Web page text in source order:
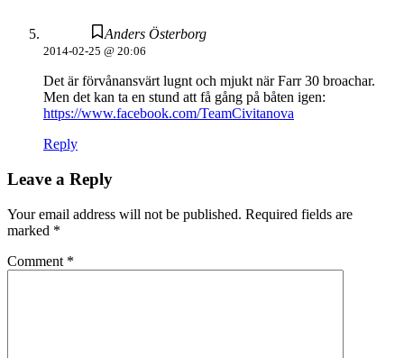
Anders Österborg
2014-02-25 @ 20:06
Det är förvånansvärt lugnt och mjukt när Farr 30 broachar.
Men det kan ta en stund att få gång på båten igen:
https://www.facebook.com/TeamCivitanova
Reply
Leave a Reply
Your email address will not be published. Required fields are
marked *
Comment *